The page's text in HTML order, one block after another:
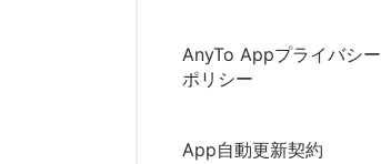
AnyTo Appプライバシー
ポリシー
App自動更新契約